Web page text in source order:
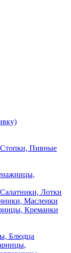
Пивные
Лотки
Масленки
Креманки
Блюдца